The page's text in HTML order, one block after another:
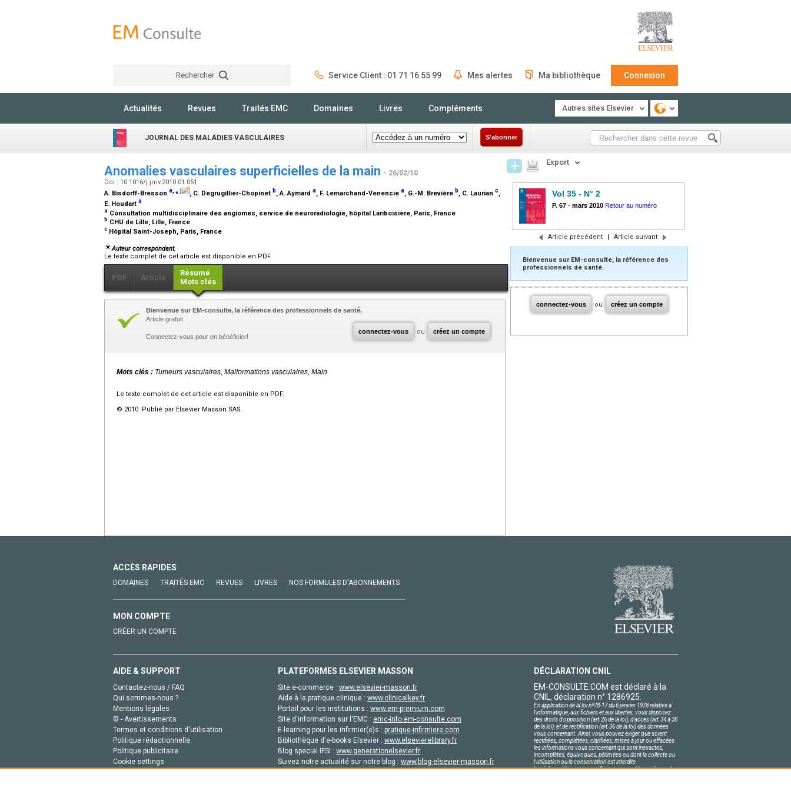
Rechercher Service Client : 01 71 16 55 99 Mes alertes Ma bibliothèque Connexion
Actualités Revues Traités EMC Domaines Livres Compléments Autres sites Elsevier
JOURNAL DES MALADIES VASCULAIRES S'abonner
Anomalies vasculaires superficielles de la main - 26/02/10
Doi : 10.1016/j.jmv.2010.01.051
A. Bisdorff-Bresson a,⁎ , C. Degrugillier-Chopinet b, A. Aymard a, F. Lemarchand-Venencie a, G.-M. Brevière b, C. Laurian c,
E. Houdart a
a Consultation multidisciplinaire des angiomes, service de neuroradiologie, hôpital Lariboisière, Paris, France
b CHU de Lille, Lille, France
c Hôpital Saint-Joseph, Paris, France
Auteur correspondant.
Le texte complet de cet article est disponible en PDF.
PDF Article
Résumé
Mots clés
connectez-vous ou créez un compte
Bienvenue sur EM-consulte, la référence des professionnels de santé.
Article gratuit.
Connectez-vous pour en bénéficier!
Mots clés : Tumeurs vasculaires, Malformations vasculaires, Main
Le texte complet de cet article est disponible en PDF.
© 2010 Publié par Elsevier Masson SAS.
Export
Vol 35 - N° 2
P. 67 - mars 2010 Retour au numéro
Article précédent | Article suivant
Bienvenue sur EM-consulte, la référence des
professionnels de santé.
connectez-vous ou créez un compte
ACCÈS RAPIDES
DOMAINES TRAITÉS EMC REVUES LIVRES NOS FORMULES D'ABONNEMENTS
MON COMPTE
CRÉER UN COMPTE
AIDE & SUPPORT
Contactez-nous / FAQ
Qui sommes-nous ?
Mentions légales
© - Avertissements
Termes et conditions d'utilisation
Politique rédactionnelle
Politique publicitaire
Cookie settings
PLATEFORMES ELSEVIER MASSON
Site e-commerce : www.elsevier-masson.fr
Aide à la pratique clinique : www.clinicalkey.fr
Portail pour les institutions : www.em-premium.com
Site d'information sur l'EMC : emc-info.em-consulte.com
E-learning pour les infirmier(e)s : pratique-infirmiere.com
Bibliothèque d'e-books Elsevier : www.elsevierelibrary.fr
Blog special IFSI : www.generationelsevier.fr
Suivez notre actualité sur notre blog : www.blog-elsevier-masson.fr
DÉCLARATION CNIL
EM-CONSULTE.COM est déclaré à la
CNIL, déclaration n° 1286925.
En application de la loi nº78-17 du 6 janvier 1978 relative à
l'informatique, aux fichiers et aux libertés, vous disposez
des droits d'opposition (art.26 de la loi), d'accès (art.34 à 38
de la loi), et de rectification (art.36 de la loi) des données
vous concernant. Ainsi, vous pouvez exiger que soient
rectifiées, complétées, clarifiées, mises à jour ou effacées
les informations vous concernant qui sont inexactes,
incomplètes, équivoques, périmées ou dont la collecte ou
l'utilisation ou la conservation est interdite.
Les informations personnelles concernant les visiteurs de